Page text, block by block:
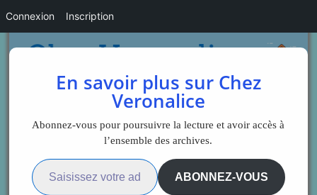
En savoir plus sur Chez
Veronalice
Abonnez-vous pour poursuivre la lecture et avoir accès à
l’ensemble des archives.
Saisissez votre adresse e-mail…
ABONNEZ-VOUS
Connexion Inscription